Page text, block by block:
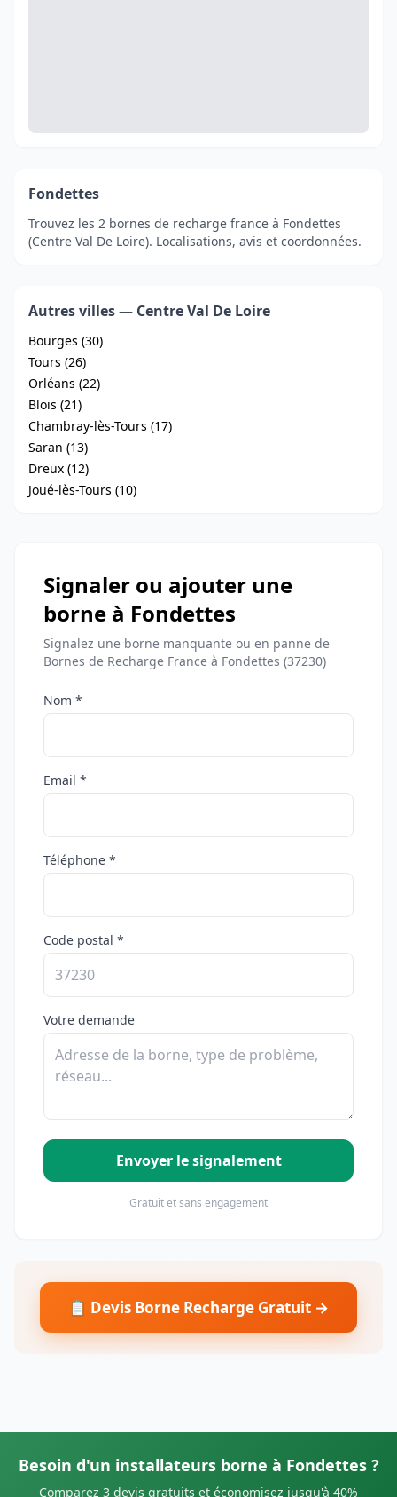
Fondettes
Trouvez les 2 bornes de recharge france à Fondettes
(Centre Val De Loire). Localisations, avis et coordonnées.
Autres villes — Centre Val De Loire
Bourges (30)
Tours (26)
Orléans (22)
Blois (21)
Chambray-lès-Tours (17)
Saran (13)
Dreux (12)
Joué-lès-Tours (10)
Signaler ou ajouter une
borne à Fondettes
Signalez une borne manquante ou en panne de
Bornes de Recharge France à Fondettes (37230)
Nom *
Email *
Téléphone *
Code postal *
Votre demande
Envoyer le signalement
Gratuit et sans engagement
📋 Devis Borne Recharge Gratuit →
Besoin d'un installateurs borne à Fondettes ?
Comparez 3 devis gratuits et économisez jusqu'à 40%